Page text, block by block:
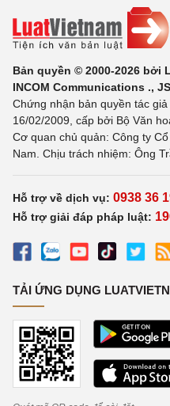
Bản quyền © 2000-2026 bởi
INCOM Communications .,
Chứng nhận bản quyền tác
16/02/2009, cấp bởi Bộ Văn
Cơ quan chủ quản: Công ty
Nam. Chịu trách nhiệm: Ông
Hỗ trợ về dịch vụ: 0938 36
Hỗ trợ giải đáp pháp luật:
TẢI ỨNG DỤNG